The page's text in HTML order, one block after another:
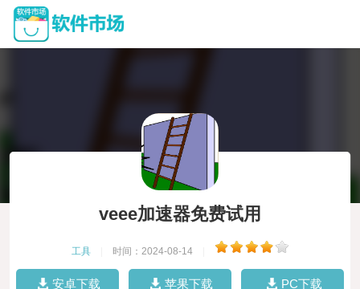
veee加速器免费试用
工具 时间：2024-08-14
安卓下载 苹果下载 PC下载